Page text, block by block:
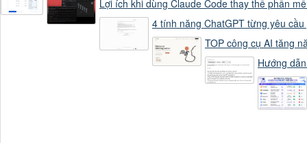
Lợi ích khi dùng Claude Code thay thế phần
4 tính năng ChatGPT từng yêu
TOP công cụ AI tăng
Hướng